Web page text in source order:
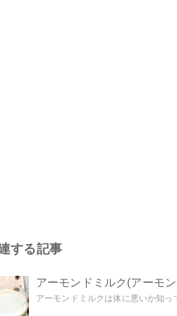
する記事
アーモンドミルク(アーモ
アーモンドミルクは体に悪いか知